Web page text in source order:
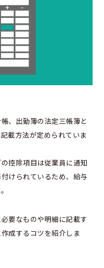
、出勤簿の法定三帳簿と
載方法が定められていま
控除項目は従業員に通知
けられているため、給与
要なものや明細に記載す
成するコツを紹介しま